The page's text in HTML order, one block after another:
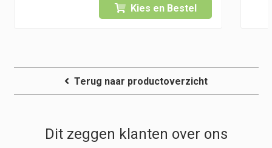
Kies en Bestel
Terug naar productoverzicht
Dit zeggen klanten over ons